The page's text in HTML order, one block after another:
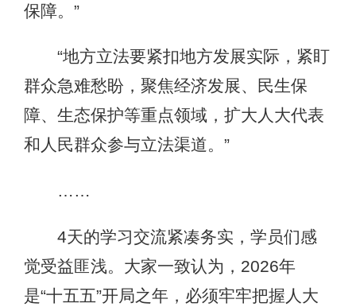
保障。”
“地方立法要紧扣地方发展实际，紧盯
群众急难愁盼，聚焦经济发展、民生保
障、生态保护等重点领域，扩大人大代表
和人民群众参与立法渠道。”
……
4天的学习交流紧凑务实，学员们感
觉受益匪浅。大家一致认为，2026年
是“十五五”开局之年，必须牢牢把握人大